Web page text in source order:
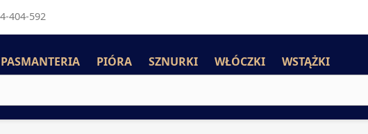
404-592
PASMANTERIA PIÓRA SZNURKI WŁÓCZKI WSTĄŻKI